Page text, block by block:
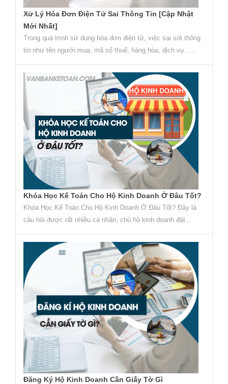
Xử Lý Hóa Đơn Điện Tử Sai Thông Tin [Cập Nhật
Mới Nhất]
Trong quá trình sử dụng hóa đơn điện tử, việc sai sót thông
tin như tên người mua, mã số thuế, hàng hóa, dịch vụ…...
Khóa Học Kế Toán Cho Hộ Kinh Doanh Ở Đâu Tốt?
Khóa Học Kế Toán Cho Hộ Kinh Doanh Ở Đâu Tốt? Đây là
câu hỏi được rất nhiều cá nhân, chủ hộ kinh doanh đặt...
Đăng Ký Hộ Kinh Doanh Cần Giấy Tờ Gì